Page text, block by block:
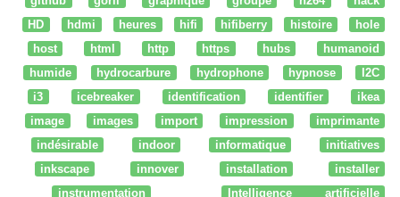
HD
hdmi heures hifi hifiberry histoire
hole
host
html http https hubs
humanoid
humide
hydrocarbure hydrophone hypnose
I2C
i3
icebreaker identification identifier
ikea
image
images import impression
imprimante
indésirable
indoor informatique
initiatives
inkscape
innover installation
installer
instrumentation
Intelligence artificielle